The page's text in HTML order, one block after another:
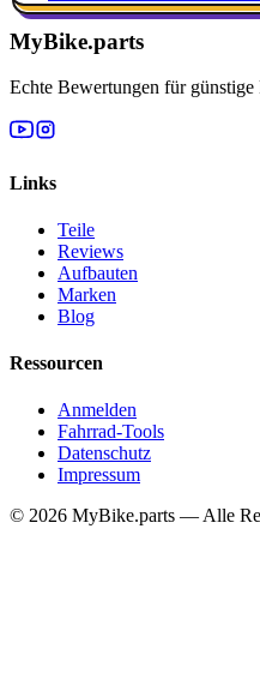
MyBike.parts
Echte Bewertungen für günstige
Links
Teile
Reviews
Aufbauten
Marken
Blog
Ressourcen
Anmelden
Fahrrad-Tools
Datenschutz
Impressum
© 2026 MyBike.parts — Alle